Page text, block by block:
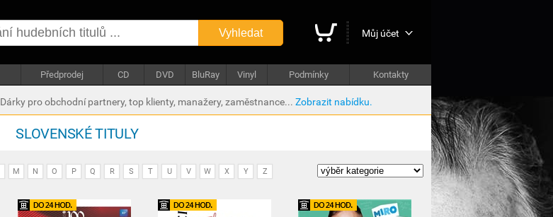
Vyhledat Můj účet
Předprodej CD DVD BluRay Vinyl Podmínky Kontakty
Dárky pro obchodní partnery, top klienty, manažery, zaměstnance... Zobrazit nabídku.
SLOVENSKÉ TITULY
M N O P Q R S T U V W X Y Z